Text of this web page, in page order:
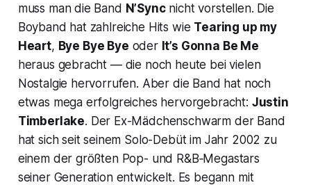
muss man die Band N’Syncnicht vorstellen. Die
Boyband hat zahlreiche Hits wie Tearing up my
Heart, Bye Bye Bye oder It’s Gonna Be Me
heraus gebracht — die noch heute bei vielen
Nostalgie hervorrufen. Aber die Band hat noch
etwas mega erfolgreiches hervorgebracht: Justin
Timberlake. Der Ex-Mädchenschwarm der Band
hat sich seit seinem Solo-Debüt im Jahr 2002 zu
einem der größten Pop- und R&B‑Megastars
seiner Generation entwickelt. Es begann mit